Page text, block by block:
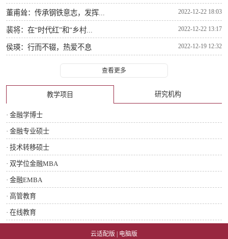
董甫耸：传承钢铁意志，发挥... 2022-12-22 18:03
裴将：在“时代红”和“乡村... 2022-12-22 13:17
侯瑛：行而不辍，热爱不息 2022-12-19 12:32
查看更多
教学项目 研究机构
· 金融学博士
· 金融专业硕士
· 技术转移硕士
· 双学位金融MBA
· 金融EMBA
· 高管教育
· 在线教育
云适配版 | 电脑版